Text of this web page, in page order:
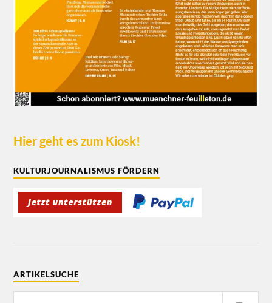
Hier geht es zum Kiosk!
KULTURJOURNALISMUS FÖRDERN
ARTIKELSUCHE